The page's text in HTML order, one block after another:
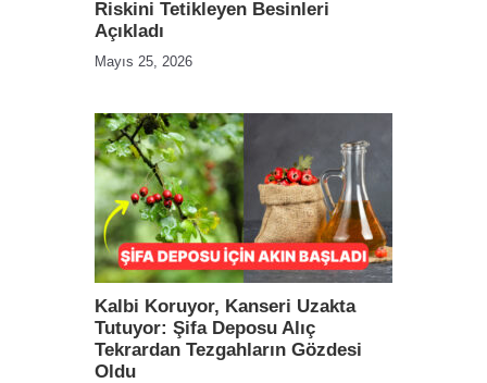
Riskini Tetikleyen Besinleri
Açıkladı
Mayıs 25, 2026
Kalbi Koruyor, Kanseri Uzakta
Tutuyor: Şifa Deposu Alıç
Tekrardan Tezgahların Gözdesi
Oldu